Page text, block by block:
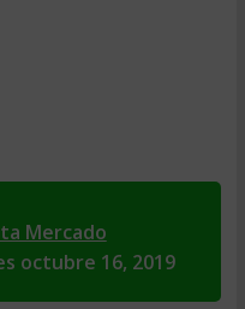
Mercado
octubre 16, 2019